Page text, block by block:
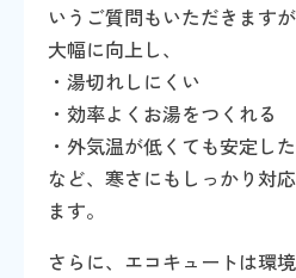
いうご質問もいただきます
大幅に向上し、
・湯切れしにくい
・効率よくお湯をつくれる
・外気温が低くても安定し
など、寒さにもしっかり対
ます。
さらに、エコキュートは環